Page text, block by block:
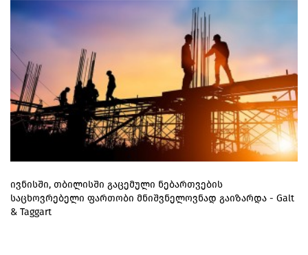
ივნისში, თბილისში გაცემული ნებართვების
საცხოვრებელი ფართობი მნიშვნელოვნად გაიზარდა - Galt
& Taggart